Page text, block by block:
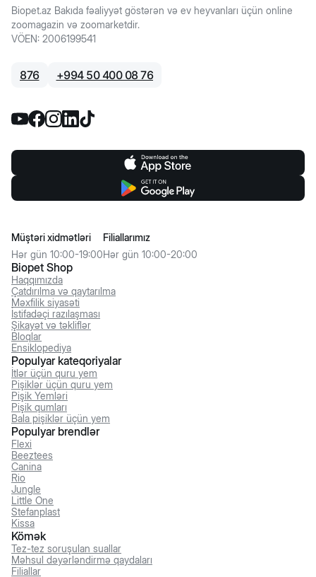
Biopet.az Bakıda fəaliyyət göstərən və ev heyvanları üçün online
zoomagazin və zoomarketdir.
VÖEN: 2006199541
876 +994 50 400 08 76
Biopet Shop
Haqqımızda
Çatdırılma və qaytarılma
Məxfilik siyasəti
İstifadəçi razılaşması
Şikayət və təkliflər
Bloqlar
Ensiklopediya
Müştəri xidmətləri
Hər gün 10:00-19:00
Filiallarımız
Hər gün 10:00-20:00
Populyar kateqoriyalar
İtlər üçün quru yem
Pişiklər üçün quru yem
Pişik Yemləri
Pişik qumları
Bala pişiklər üçün yem
Populyar brendlər
Flexi
Beeztees
Canina
Rio
Jungle
Little One
Stefanplast
Kissa
Kömək
Tez-tez soruşulan suallar
Məhsul dəyərləndirmə qaydaları
Filiallar